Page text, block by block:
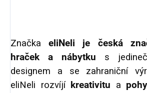
Značka eliNeli je česká
hraček a nábytku s
designem a se zahraniční
eliNeli rozvíjí kreativitu a